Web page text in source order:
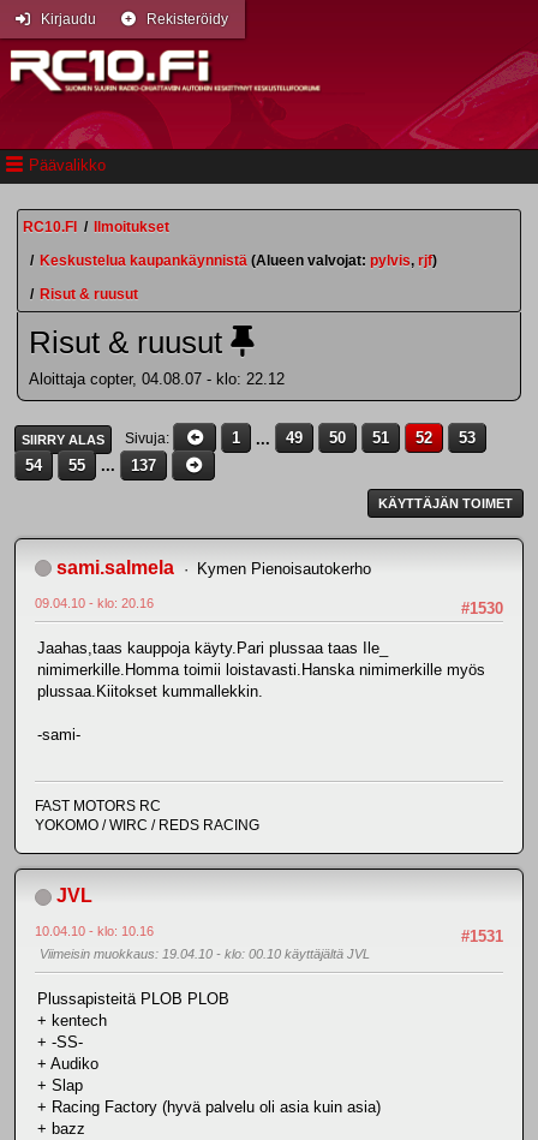
Päävalikko
Kirjaudu Rekisteröidy
RC10.FI /
Ilmoitukset
/ Keskustelua kaupankäynnistä (Alueen valvojat: pylvis, rjf)
/ Risut & ruusut
Risut & ruusut
Aloittaja copter, 04.08.07 - klo: 22.12
SIIRRY ALAS Sivuja 1 ... 49 50 51 52
53
54
55 ... 137
KÄYTTÄJÄN TOIMET
sami.salmela Kymen Pienoisautokerho
#1530
09.04.10 - klo: 20.16
Jaahas,taas kauppoja käyty.Pari plussaa taas Ile_
nimimerkille.Homma toimii loistavasti.Hanska nimimerkille myös
plussaa.Kiitokset kummallekkin.
-sami-
FAST MOTORS RC
YOKOMO / WIRC / REDS RACING
JVL
#1531
10.04.10 - klo: 10.16
Viimeisin muokkaus: 19.04.10 - klo: 00.10 käyttäjältä JVL
Plussapisteitä PLOB PLOB
+ kentech
+ -SS-
+ Audiko
+ Slap
+ Racing Factory (hyvä palvelu oli asia kuin asia)
+ bazz